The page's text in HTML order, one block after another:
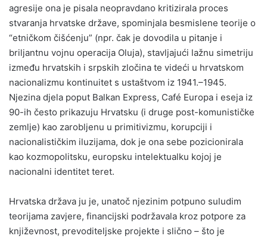
agresije ona je pisala neopravdano kritizirala proces
stvaranja hrvatske države, spominjala besmislene teorije o
“etničkom čišćenju” (npr. čak je dovodila u pitanje i
briljantnu vojnu operacija Oluja), stavljajući lažnu simetriju
između hrvatskih i srpskih zločina te videći u hrvatskom
nacionalizmu kontinuitet s ustaštvom iz 1941.–1945.
Njezina djela poput Balkan Express, Café Europa i eseja iz
90-ih često prikazuju Hrvatsku (i druge post-komunističke
zemlje) kao zarobljenu u primitivizmu, korupciji i
nacionalističkim iluzijama, dok je ona sebe pozicionirala
kao kozmopolitsku, europsku intelektualku kojoj je
nacionalni identitet teret.
Hrvatska država ju je, unatoč njezinim potpuno suludim
teorijama zavjere, financijski podržavala kroz potpore za
književnost, prevoditeljske projekte i slično – što je